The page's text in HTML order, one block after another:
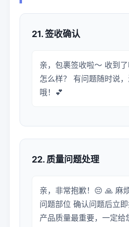
21. 签收确认
亲，包裹签收啦～ 收到
怎么样？ 有问题随时说
哦！💕
22. 质量问题处理
亲，非常抱歉！😔 🙏 麻
问题部位 确认问题后立即
产品质量最重要，一定给